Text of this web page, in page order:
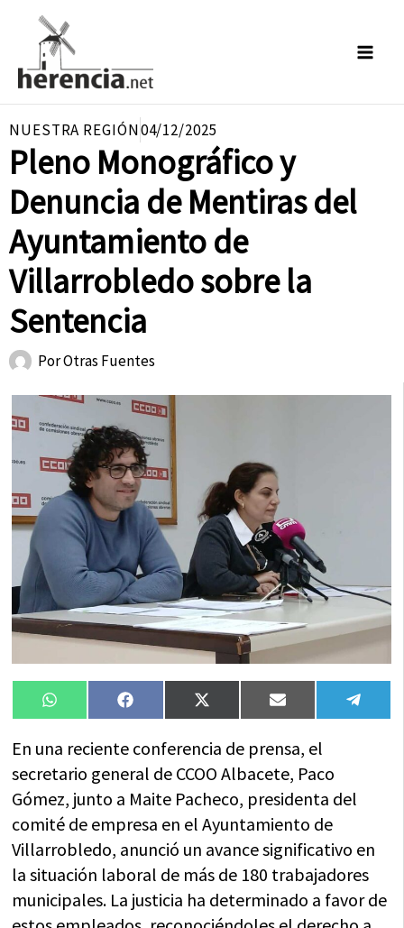
contenido
NUESTRA REGIÓN04/12/2025
Pleno Monográfico y
Denuncia de Mentiras del
Ayuntamiento de
Villarrobledo sobre la
Sentencia
PorOtras Fuentes
Compartir
en
WhatsAppCompartir
en
FacebookCompartir
en
X
(Twitter)
Compartir
en
Email
en
En una reciente conferencia de prensa, el
secretario general de CCOO Albacete, Paco
Gómez, junto a Maite Pacheco, presidenta del
comité de empresa en el Ayuntamiento de
Villarrobledo, anunció un avance significativo en
la situación laboral de más de 180 trabajadores
municipales. La justicia ha determinado a favor de